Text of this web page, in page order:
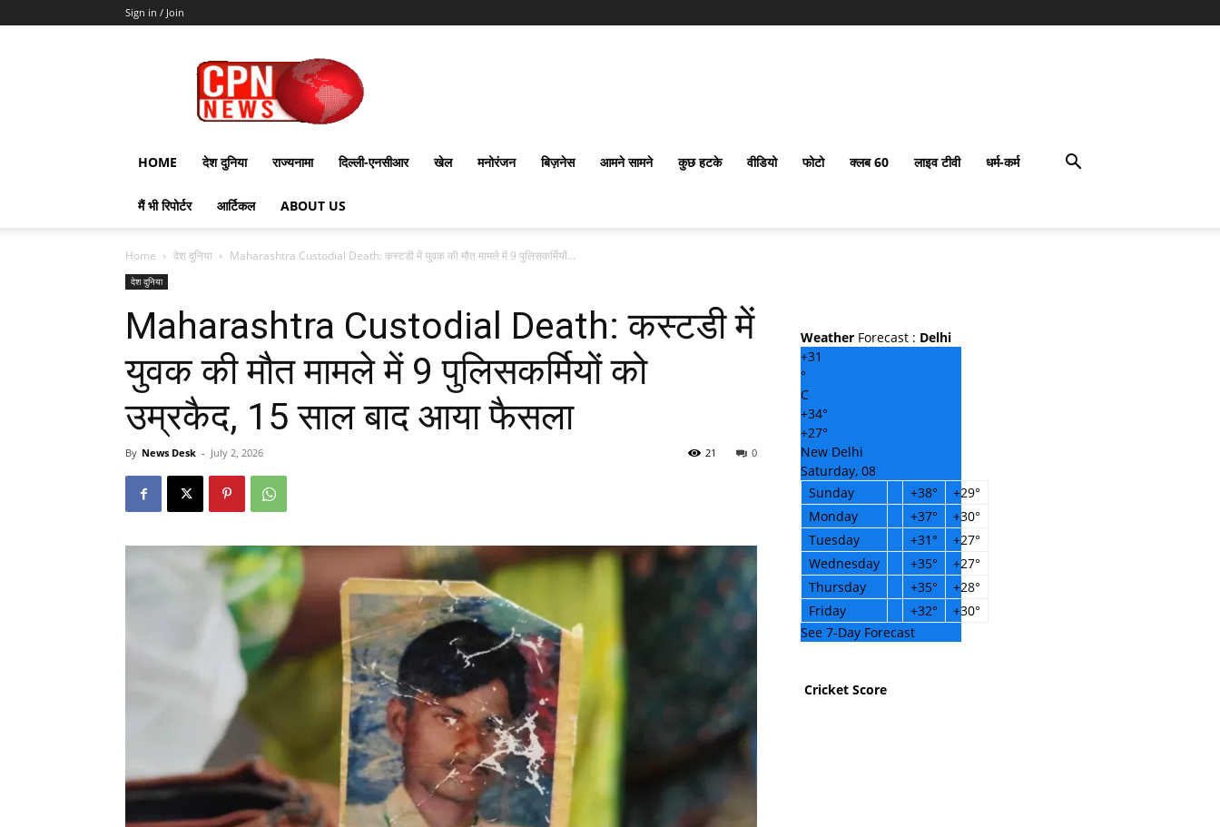
Sign in / Join
CPN
News
HOME देश दुनिया राज्यनामा दिल्ली-एनसीआर खेल मनोरंजन बिज़नेस आमने सामने कुछ हटके वीडियो फोटो क्लब 60 लाइव टीवी धर्म-कर्म
मैं भी रिपोर्टर आर्टिकल ABOUT US
Home देश दुनिया Maharashtra Custodial Death: कस्टडी में युवक की मौत मामले में 9 पुलिसकर्मियों...
देश दुनिया
Maharashtra Custodial Death: कस्टडी में
युवक की मौत मामले में 9 पुलिसकर्मियों को
उम्रकैद, 15 साल बाद आया फैसला
By News Desk - July 2, 2026 0
21
Weather Forecast : Delhi
+31
°
C
+34°
+27°
New Delhi
Saturday, 08
Sunday
+38° +29°
Monday
+37° +30°
Tuesday
+31° +27°
Wednesday
+35° +27°
Thursday
+35° +28°
Friday
+32° +30°
See 7-Day Forecast
Cricket Score